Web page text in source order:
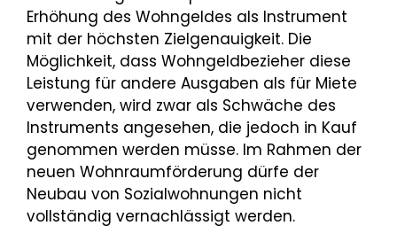
Erhöhung des Wohngeldes als Instrument
mit der höchsten Zielgenauigkeit. Die
Möglichkeit, dass Wohngeldbezieher diese
Leistung für andere Ausgaben als für Miete
verwenden, wird zwar als Schwäche des
Instruments angesehen, die jedoch in Kauf
genommen werden müsse. Im Rahmen der
neuen Wohnraumförderung dürfe der
Neubau von Sozialwohnungen nicht
vollständig vernachlässigt werden.